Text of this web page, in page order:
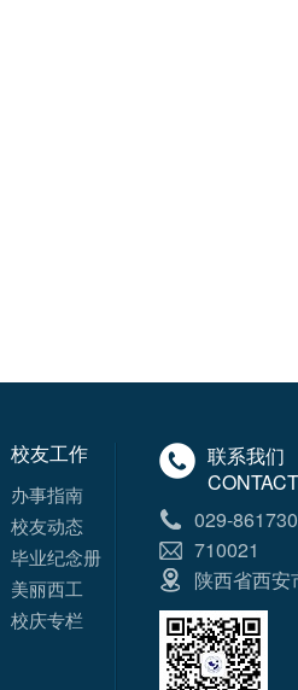
校友工作
办事指南
校友动态
毕业纪念册
美丽西工
校庆专栏
联系我们
029-
710021
陕西省西